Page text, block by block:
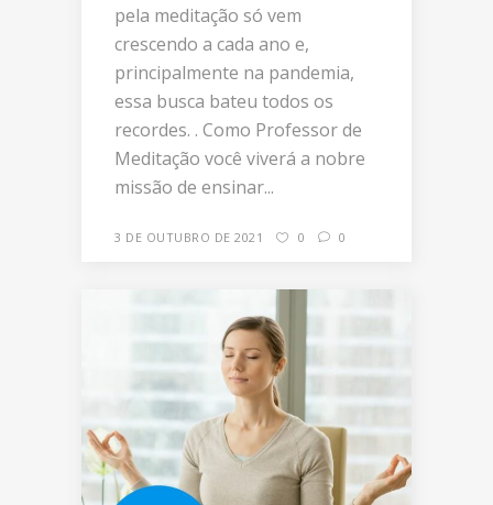
pela meditação só vem
crescendo a cada ano e,
principalmente na pandemia,
essa busca bateu todos os
recordes. . Como Professor de
Meditação você viverá a nobre
missão de ensinar...
3 DE OUTUBRO DE 2021 0 0